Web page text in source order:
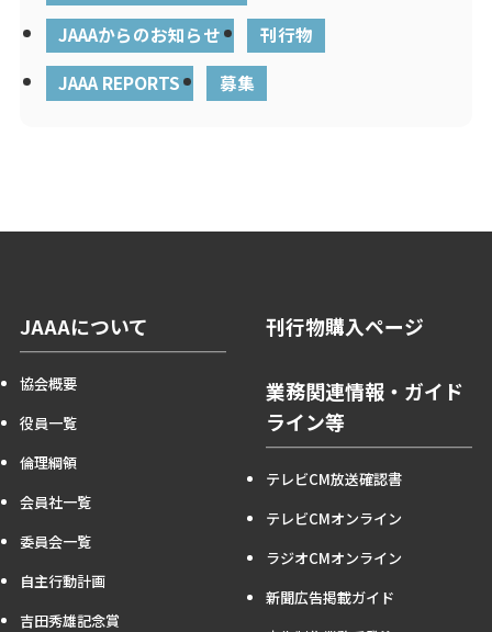
JAAAからのお知らせ
刊行物
JAAA REPORTS
募集
JAAAについて
協会概要
役員一覧
倫理綱領
会員社一覧
委員会一覧
自主行動計画
吉田秀雄記念賞
刊行物購入ページ
業務関連情報・ガイド
ライン等
テレビCM放送確認書
テレビCMオンライン
ラジオCMオンライン
新聞広告掲載ガイド